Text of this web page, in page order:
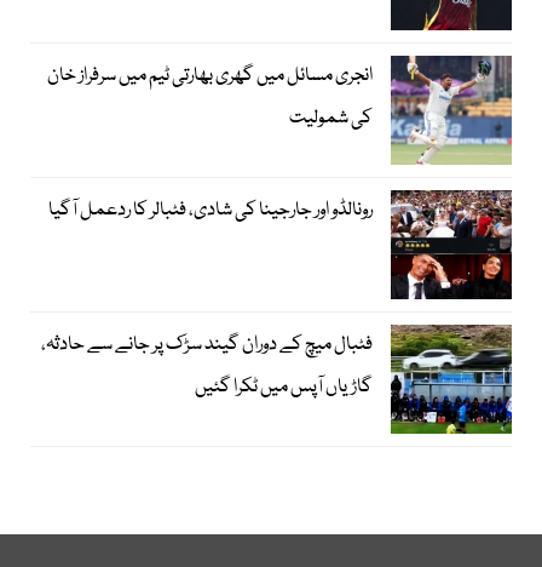
انجری مسائل میں گھری بھارتی ٹیم میں سرفراز خان
کی شمولیت
رونالڈو اور جارجینا کی شادی، فٹبالر کا ردعمل آگیا
فٹبال میچ کے دوران گیند سڑک پر جانے سے حادثہ،
گاڑیاں آپس میں ٹکرا گئیں